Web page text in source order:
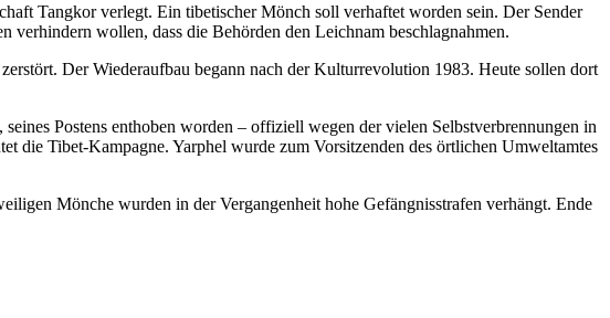
Tangkor verlegt. Ein tibetischer Mönch soll verhaftet worden sein. Der Sender
verhindern wollen, dass die Behörden den Leichnam beschlagnahmen.
Der Wiederaufbau begann nach der Kulturrevolution 1983. Heute sollen dort
Postens enthoben worden – offiziell wegen der vielen Selbstverbrennungen in
die Tibet-Kampagne. Yarphel wurde zum Vorsitzenden des örtlichen Umweltamtes
Mönche wurden in der Vergangenheit hohe Gefängnisstrafen verhängt. Ende